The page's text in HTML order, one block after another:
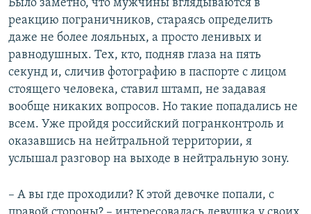
Было заметно, что мужчины вглядываются в
реакцию пограничников, стараясь определить
даже не более лояльных, а просто ленивых и
равнодушных. Тех, кто, подняв глаза на пять
секунд и, сличив фотографию в паспорте с лицом
стоящего человека, ставил штамп, не задавая
вообще никаких вопросов. Но такие попадались не
всем. Уже пройдя российский погранконтроль и
оказавшись на нейтральной территории, я
услышал разговор на выходе в нейтральную зону.
– А вы где проходили? К этой девочке попали, с